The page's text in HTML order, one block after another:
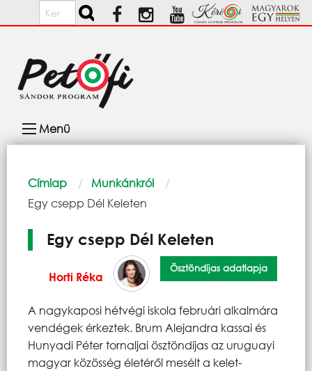
Ugrás a tartalomra
Keresés
navigáció
Menü
Morzsa
Címlap
Munkánkról
Current:
Egy csepp Dél Keleten
Egy csepp Dél Keleten
Horti Réka
Ösztöndíjas adatlapja
A nagykaposi hétvégi iskola februári alkalmára
vendégek érkeztek. Brum Alejandra kassai és
Hunyadi Péter tornaljai ösztöndíjas az uruguayi
magyar közösség életéről mesélt a kelet-